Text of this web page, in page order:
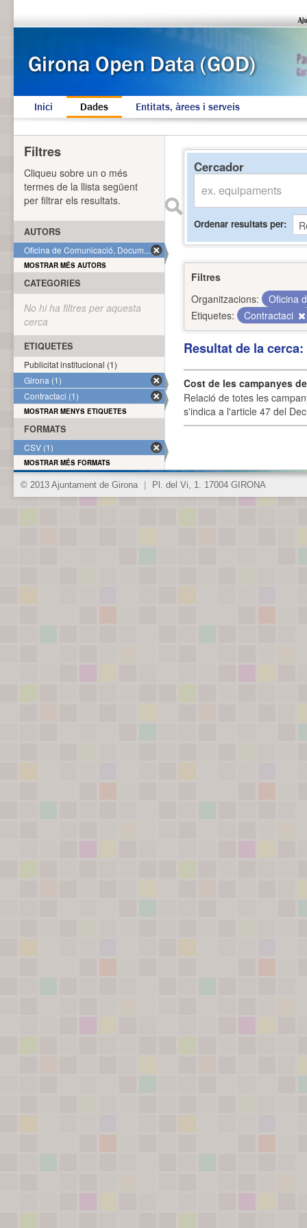
Inici Dades Entitats, àrees i serveis
Cercador
Ordenar resultats per
Filtres
Organitzacions:
Oficina
Etiquetes:
Contractaci
Resultat de la
Cost de les campanyes
Relació de totes les
s'indica a l'article 47 del
Filtres
Cliqueu sobre un o més
termes de la llista següent
per filtrar els resultats.
AUTORS
Oficina de Comunicació, Docum... (1)
MOSTRAR MÉS AUTORS
CATEGORIES
No hi ha filtres per aquesta
cerca
ETIQUETES
Publicitat institucional (1)
Girona (1)
Contractaci (1)
MOSTRAR MENYS ETIQUETES
FORMATS
CSV (1)
MOSTRAR MÉS FORMATS
© 2013 Ajuntament de Girona Pl. del Vi, 1. 17004 GIRONA